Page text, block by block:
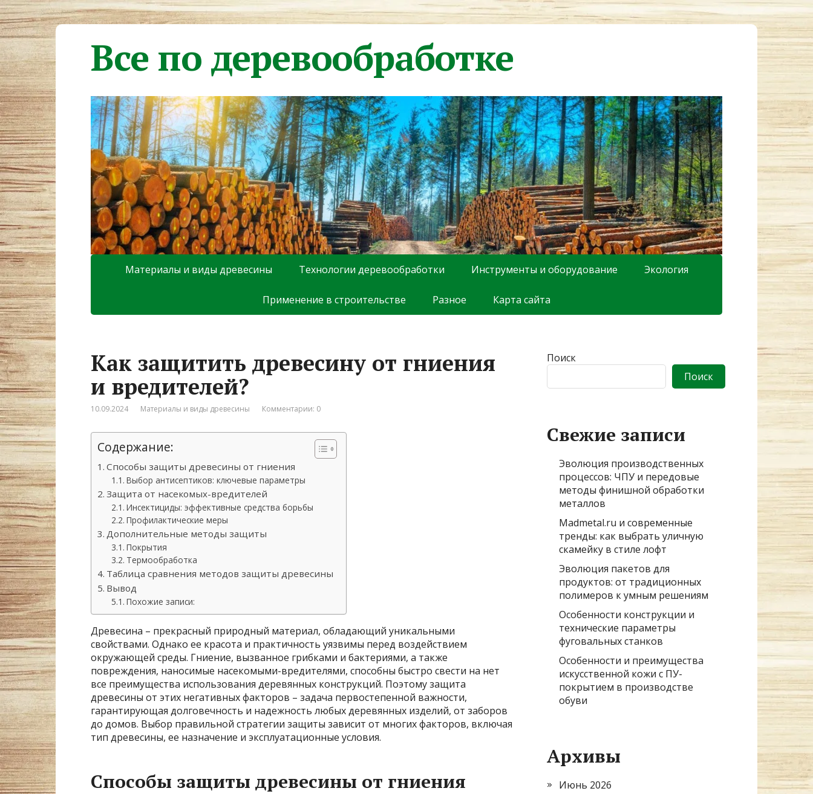
Все по деревообработке
Материалы и виды древесины Технологии деревообработки Инструменты и оборудование Экология
Применение в строительстве Разное Карта сайта
Как защитить древесину от гниения
и вредителей?
10.09.2024 Материалы и виды древесины Комментарии: 0
Содержание:
Способы защиты древесины от гниения
Выбор антисептиков: ключевые параметры
Защита от насекомых-вредителей
Инсектициды: эффективные средства борьбы
Профилактические меры
Дополнительные методы защиты
Покрытия
Термообработка
Таблица сравнения методов защиты древесины
Вывод
Похожие записи:
Древесина – прекрасный природный материал, обладающий уникальными
свойствами. Однако ее красота и практичность уязвимы перед воздействием
окружающей среды. Гниение, вызванное грибками и бактериями, а также
повреждения, наносимые насекомыми-вредителями, способны быстро свести на нет
все преимущества использования деревянных конструкций. Поэтому защита
древесины от этих негативных факторов – задача первостепенной важности,
гарантирующая долговечность и надежность любых деревянных изделий, от заборов
до домов. Выбор правильной стратегии защиты зависит от многих факторов, включая
тип древесины, ее назначение и эксплуатационные условия.
Способы защиты древесины от гниения
Поиск
Поиск
Свежие записи
Эволюция производственных
процессов: ЧПУ и передовые
методы финишной обработки
металлов
Madmetal.ru и современные
тренды: как выбрать уличную
скамейку в стиле лофт
Эволюция пакетов для
продуктов: от традиционных
полимеров к умным решениям
Особенности конструкции и
технические параметры
фуговальных станков
Особенности и преимущества
искусственной кожи с ПУ-
покрытием в производстве
обуви
Архивы
Июнь 2026